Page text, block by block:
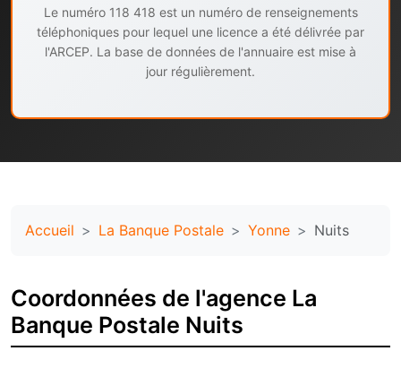
Le numéro 118 418 est un numéro de renseignements
téléphoniques pour lequel une licence a été délivrée par
l'ARCEP. La base de données de l'annuaire est mise à
jour régulièrement.
Accueil La Banque Postale Yonne Nuits
Coordonnées de l'agence La
Banque Postale Nuits